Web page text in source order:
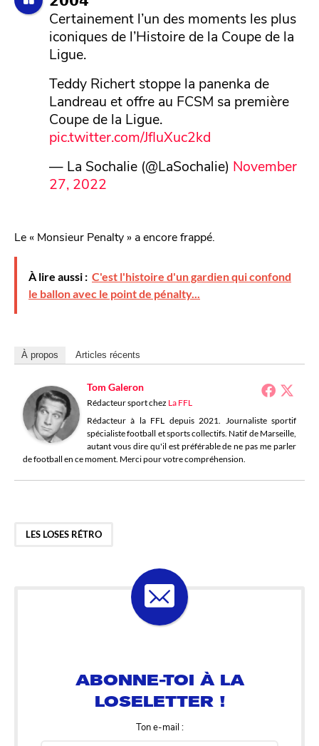
Certainement l’un des moments les plus
iconiques de l’Histoire de la Coupe de la
Ligue.
Teddy Richert stoppe la panenka de
Landreau et offre au FCSM sa première
Coupe de la Ligue.
pic.twitter.com/JfIuXuc2kd
— La Sochalie (@LaSochalie) November
27, 2022
Le « Monsieur Penalty » a encore frappé.
À lire aussi : C'est l'histoire d'un gardien qui confond
le ballon avec le point de pénalty...
À propos Articles récents
Tom Galeron
Rédacteur sportchez La FFL
Rédacteur à la FFL depuis 2021. Journaliste sportif
spécialiste football et sports collectifs. Natif de Marseille,
autant vous dire qu'il est préférable de ne pas me parler
de football en ce moment. Merci pour votre compréhension.
LES LOSES RÉTRO
Ton e-mail :